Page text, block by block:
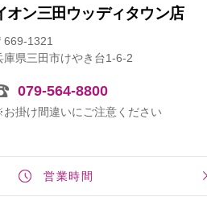
オン三田ウッディタウン店
669-1321
庫県三田市けやき台1-6-2
079-564-8800
掛け間違いにご注意ください
営業時間